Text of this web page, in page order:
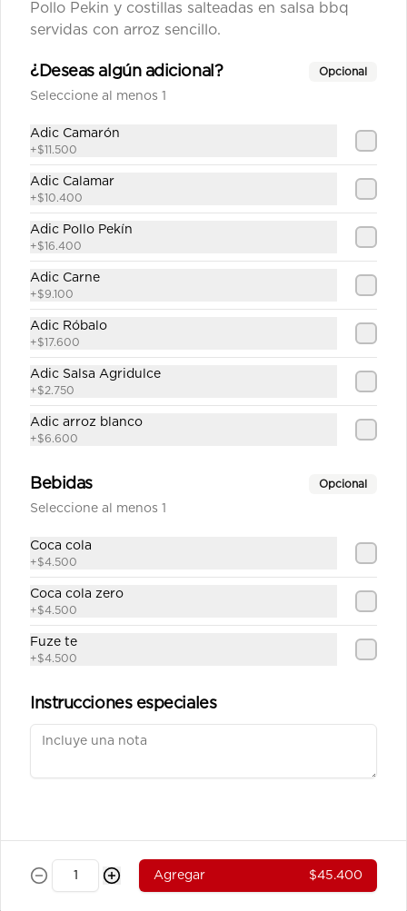
Camarón Teriyaki sobre
Camarones salteados en salsa
de Arroz
Julianas de carne de res salteadas en
salsa teriyaki servidas en  una base
de arroz frito sencillo.
Julianas de carne de res salteadas en
salsa teriyaki servidas en una base
Vegetales
$37.800
Pollo Teriyaki sobre base de
Julianas de pechuga de pollo
Pollo Pekin y costillas salteadas en salsa bbq
servidas con arroz sencillo.
¿Deseas algún adicional? Opcional
Seleccione al menos 1
Adic Camarón
+$11.500
Adic Calamar
+$10.400
Adic Pollo Pekín
+$16.400
Adic Carne
+$9.100
Adic Róbalo
+$17.600
Adic Salsa Agridulce
+$2.750
Adic arroz blanco
+$6.600
Bebidas Opcional
Seleccione al menos 1
Coca cola
+$4.500
Coca cola zero
+$4.500
Fuze te
+$4.500
Instrucciones especiales
Agregar $45.400